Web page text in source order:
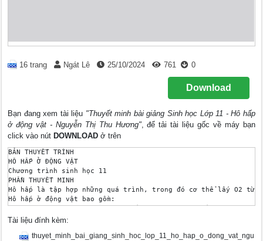
16 trang Ngát Lê 25/10/2024 761 0
Download
Bạn đang xem tài liệu "Thuyết minh bài giảng Sinh học Lớp 11 - Hô hấp
ở động vật - Nguyễn Thị Thu Hương", để tải tài liệu gốc về máy bạn
click vào nút DOWNLOAD ở trên
BẢN THUYẾT TRÌNH
HÔ HẤP Ở ĐỘNG VẬT
Chương trình sinh học 11
PHẦN THUYẾT MINH
Hô hấp là tập hợp những quá trình, trong đó cơ thể lấy O2 từ
Hô hấp ở động vật bao gồm:
Để giúp học sinh hiểu rõ hơn hô hấp ở động vật tôi lựa chọn
Trong xu thế hiện nay thì công nghệ thông tin là một nhu
Tài liệu đính kèm:
thuyet_minh_bai_giang_sinh_hoc_lop_11_ho_hap_o_dong_vat_ngu